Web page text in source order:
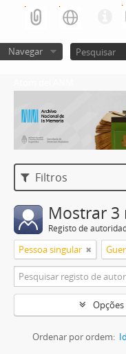
Navegar
Filtros
Mostrar 3
Registo de
Pessoa singular
Ordenar por ordem: